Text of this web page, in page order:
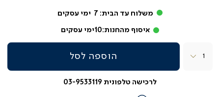
משלוח עד הבית: 7 ימי עסקים
איסוף מהחנות:10ימי עסקים
הוספה לסל
לרכישה טלפונית 03-9533119